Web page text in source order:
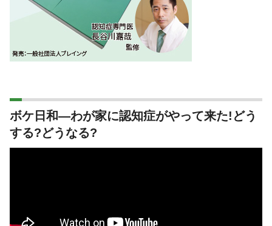
ボケ日和―わが家に認知症がやって来た!どう
する?どうなる?